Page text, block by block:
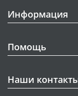
Информация
Помощь
Наши